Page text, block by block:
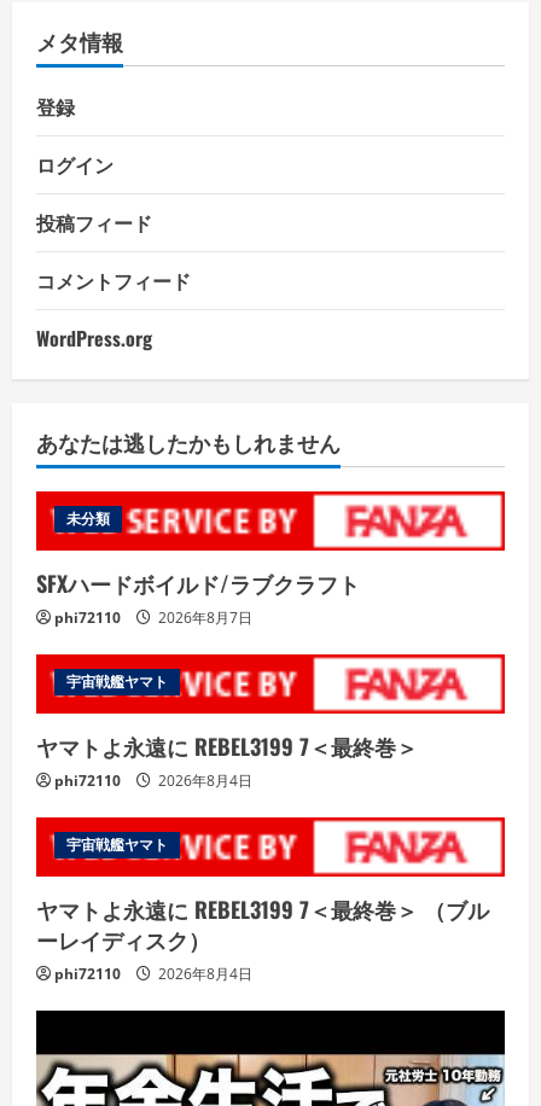
メタ情報
登録
ログイン
投稿フィード
コメントフィード
WordPress.org
あなたは逃したかもしれません
未分類
SFXハードボイルド/ラブクラフト
phi72110 2026年8月7日
宇宙戦艦ヤマト
ヤマトよ永遠に REBEL3199 7＜最終巻＞
phi72110 2026年8月4日
宇宙戦艦ヤマト
ヤマトよ永遠に REBEL3199 7＜最終巻＞ （ブル
ーレイディスク）
phi72110 2026年8月4日